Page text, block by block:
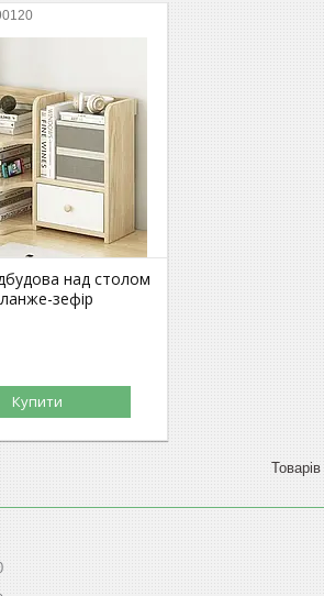
над столом
зефір
Купити